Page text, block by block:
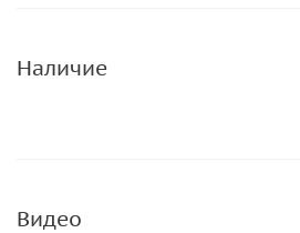
Наличие
Видео